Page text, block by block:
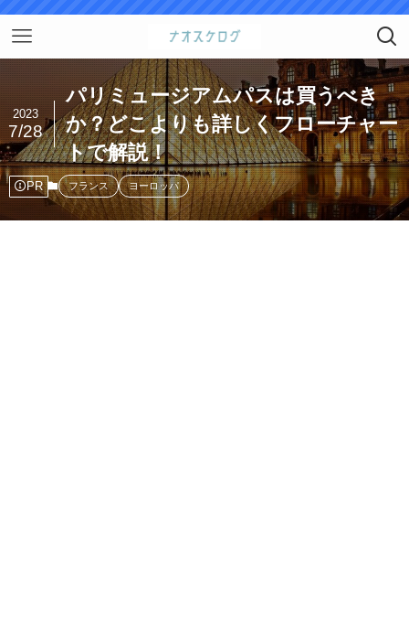
パリミュージアムパスは買うべき
か？どこよりも詳しくフローチャー
トで解説！
2023
7/28
PR フランス ヨーロッパ